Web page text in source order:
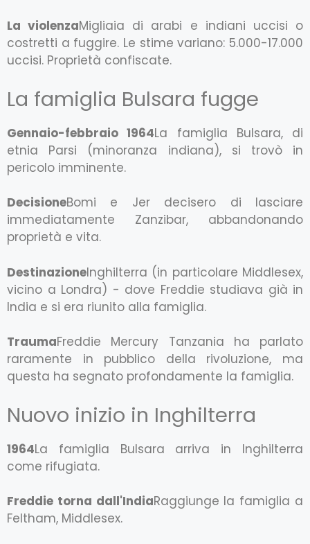
La violenzaMigliaia di arabi e indiani uccisi o
costretti a fuggire. Le stime variano: 5.000-17.000
uccisi. Proprietà confiscate.
La famiglia Bulsara fugge
Gennaio-febbraio 1964La famiglia Bulsara, di
etnia Parsi (minoranza indiana), si trovò in
pericolo imminente.
DecisioneBomi e Jer decisero di lasciare
immediatamente Zanzibar, abbandonando
proprietà e vita.
DestinazioneInghilterra (in particolare Middlesex,
vicino a Londra) - dove Freddie studiava già in
India e si era riunito alla famiglia.
TraumaFreddie Mercury Tanzania ha parlato
raramente in pubblico della rivoluzione, ma
questa ha segnato profondamente la famiglia.
Nuovo inizio in Inghilterra
1964La famiglia Bulsara arriva in Inghilterra
come rifugiata.
Freddie torna dall'IndiaRaggiunge la famiglia a
Feltham, Middlesex.